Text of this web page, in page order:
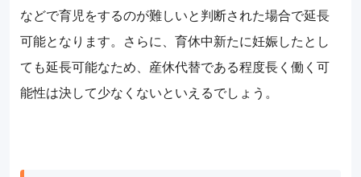
などで育児をするのが難しいと判断された場合で延長
可能となります。さらに、育休中新たに妊娠したとし
ても延長可能なため、産休代替である程度長く働く可
能性は決して少なくないといえるでしょう。